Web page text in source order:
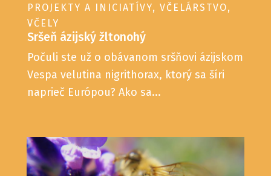
PROJEKTY A INICIATÍVY, VČELÁRSTVO,
VČELY
Sršeň ázijský žltonohý
Počuli ste už o obávanom sršňovi ázijskom
Vespa velutina nigrithorax, ktorý sa šíri
naprieč Európou? Ako sa...